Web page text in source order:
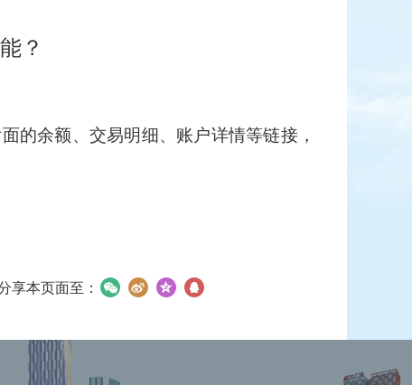
？
的余额、交易明细、账户详情等链接，
享本页面至：